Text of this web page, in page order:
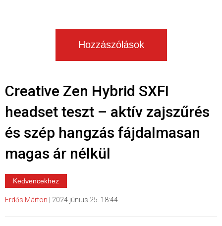
Hozzászólások
Creative Zen Hybrid SXFI
headset teszt – aktív zajszűrés
és szép hangzás fájdalmasan
magas ár nélkül
Kedvencekhez
Erdős Márton 2024 június 25. 18:44